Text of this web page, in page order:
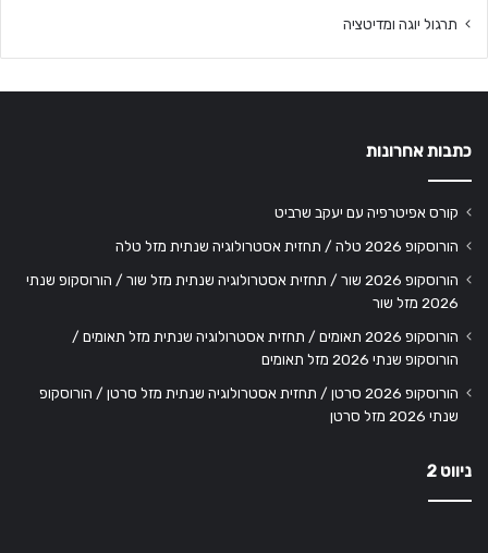
תרגול יוגה ומדיטציה
כתבות אחרונות
קורס אפיטרפיה עם יעקב שרביט
הורוסקופ 2026 טלה / תחזית אסטרולוגיה שנתית מזל טלה
הורוסקופ 2026 שור / תחזית אסטרולוגיה שנתית מזל שור / הורוסקופ שנתי
2026 מזל שור
הורוסקופ 2026 תאומים / תחזית אסטרולוגיה שנתית מזל תאומים /
הורוסקופ שנתי 2026 מזל תאומים
הורוסקופ 2026 סרטן / תחזית אסטרולוגיה שנתית מזל סרטן / הורוסקופ
שנתי 2026 מזל סרטן
ניווט 2